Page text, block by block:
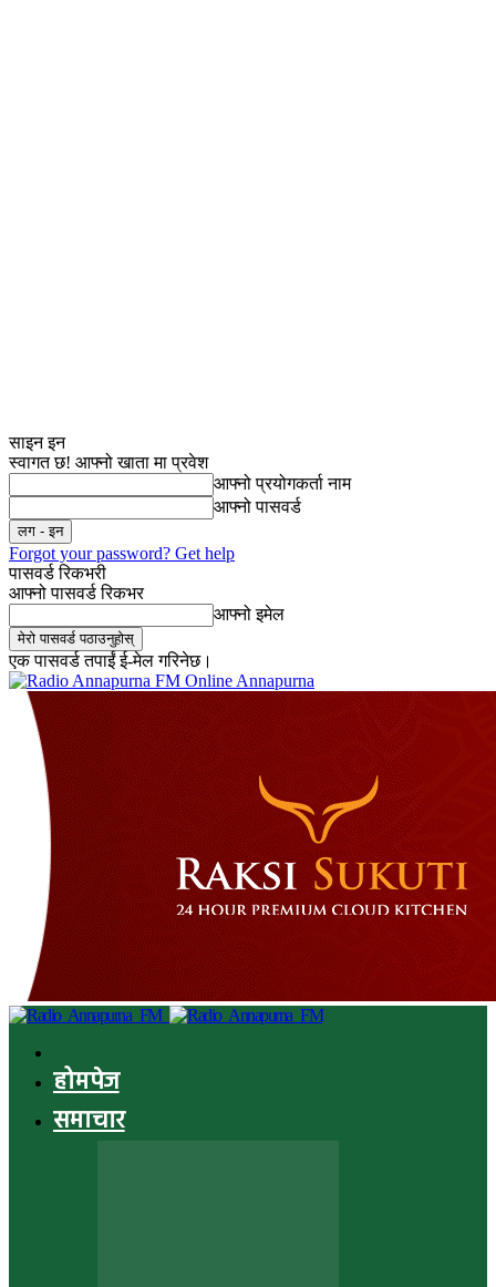
साइन इन
स्वागत छ! आफ्नो खाता मा प्रवेश
आफ्नो प्रयोगकर्ता नाम
आफ्नो पासवर्ड
Forgot your password? Get help
पासवर्ड रिकभरी
आफ्नो पासवर्ड रिकभर
आफ्नो इमेल
एक पासवर्ड तपाईं ई-मेल गरिनेछ।
Online Annapurna
होमपेज
समाचार